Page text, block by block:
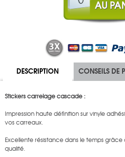
DESCRIPTION CONSEILS DE
Stickers carrelage cascade :
Impression haute définition sur vinyle
vos carreaux.
Excellente résistance dans le temps
qualité.